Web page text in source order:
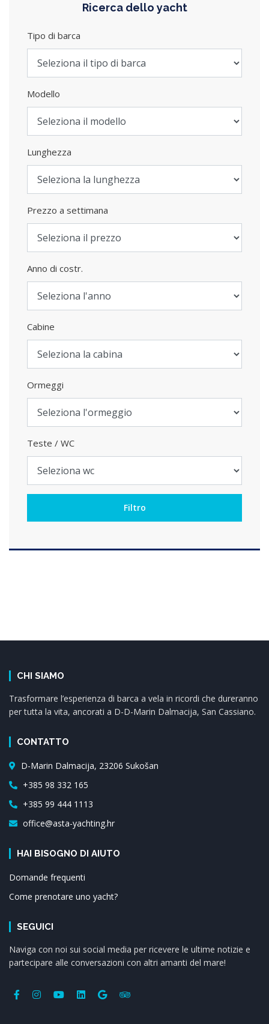
Ricerca dello yacht
Tipo di barca
Modello
Lunghezza
Prezzo a settimana
Anno di costr.
Cabine
Ormeggi
Teste / WC
CHI SIAMO
Trasformare l’esperienza di barca a vela in ricordi che dureranno
per tutta la vita, ancorati a D-D-Marin Dalmacija, San Cassiano.
CONTATTO
D-Marin Dalmacija, 23206 Sukošan
+385 98 332 165
+385 99 444 1113
office@asta-yachting.hr
HAI BISOGNO DI AIUTO
Domande frequenti
Come prenotare uno yacht?
SEGUICI
Naviga con noi sui social media per ricevere le ultime notizie e
partecipare alle conversazioni con altri amanti del mare!